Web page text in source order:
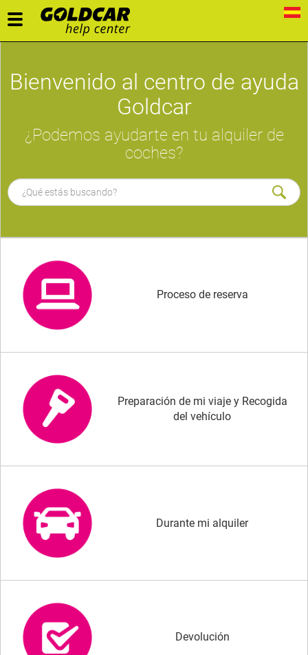
Toggle
navigation
Bienvenido al centro de ayuda
Goldcar
¿Podemos ayudarte en tu alquiler de
coches?
Proceso de reserva
Preparación de mi viaje y Recogida
del vehículo
Durante mi alquiler
Devolución